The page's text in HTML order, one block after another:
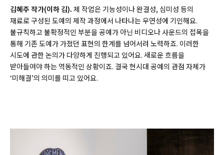
김혜주 작가(이하 김). 제 작업은 기능성이나 완결성, 심미성 등의
재료로 구성된 도예의 제작 과정에서 나타나는 우연성에 기인해요.
불규칙하고 불확정적인 부분을 공예가 아닌 비디오나 사운드의 접목을
통해 기존 도예가 가졌던 표현의 한계를 넘어서려 노력하죠. 이러한
시도에 관한 논의가 다양하게 진행되고 있어요. 새로운 흐름을
받아들여야 하는 역동적인 상황이죠. 결국 현시대 공예의 관점 자체가
‘미해결’의 의미를 띠고 있어요.